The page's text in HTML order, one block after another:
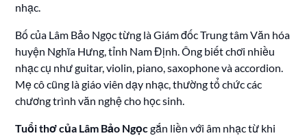
nhạc.
Bố của Lâm Bảo Ngọc từng là Giám đốc Trung tâm Văn hóa
huyện Nghĩa Hưng, tỉnh Nam Định. Ông biết chơi nhiều
nhạc cụ như guitar, violin, piano, saxophone và accordion.
Mẹ cô cũng là giáo viên dạy nhạc, thường tổ chức các
chương trình văn nghệ cho học sinh.
Tuổi thơ của Lâm Bảo Ngọcgắn liền với âm nhạc từ khi